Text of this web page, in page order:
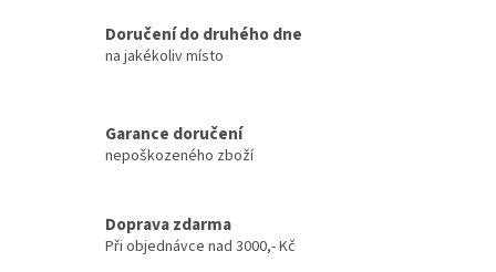
á
r
v
Doručení do druhého dne
na jakékoliv místo
Garance doručení
nepoškozeného zboží
Doprava zdarma
Při objednávce nad 3000,- Kč